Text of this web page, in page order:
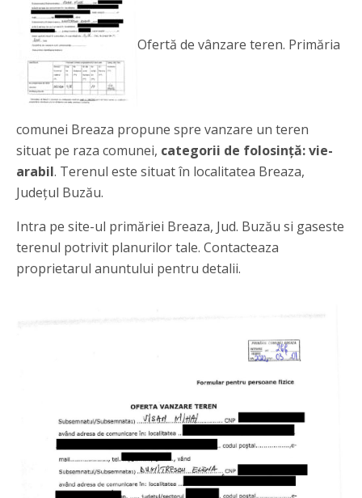
Ofertă de vânzare teren. Primăria
comunei Breaza propune spre vanzare un teren
situat pe raza comunei, categorii de folosință: vie-
arabil. Terenul este situat în localitatea Breaza,
Județul Buzău.
Intra pe site-ul primăriei Breaza, Jud. Buzău si gaseste
terenul potrivit planurilor tale. Contacteaza
proprietarul anuntului pentru detalii.